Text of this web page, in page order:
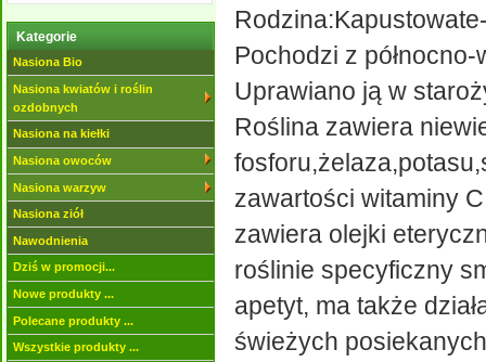
Kategorie
Nasiona Bio
Nasiona kwiatów i roślin
ozdobnych
Nasiona na kiełki
Nasiona owoców
Nasiona warzyw
Nasiona ziół
Nawodnienia
Dziś w promocji...
Nowe produkty ...
Polecane produkty ...
Wszystkie produkty ...
Pochodzi z
Uprawiano ją w
Roślina zawiera
zawartości witaminy
zawiera olejki
roślinie specyficzny
apetyt, ma także
świeżych